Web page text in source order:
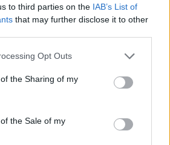
to third parties on the IAB’s List of
that may further disclose it to other
app uses one or more Google
or usage behaviour. You may click to
to Google and its third-party tags to
specified purposes in below Google
Opt Outs
the Sharing of my
the Sale of my